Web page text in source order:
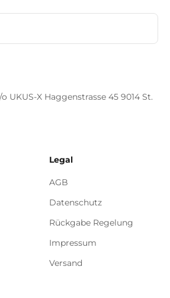
UKUS-X Haggenstrasse 45 9014 St.
Legal
AGB
Datenschutz
Rückgabe Regelung
Impressum
Versand